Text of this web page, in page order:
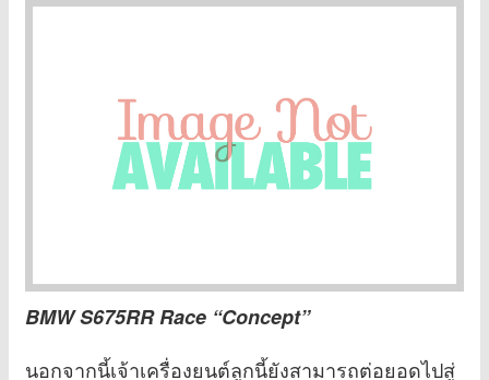
BMW S675RR Race “Concept”
นอกจากนี้เจ้าเครื่องยนต์ลูกนี้ยังสามารถต่อยอดไปสู่